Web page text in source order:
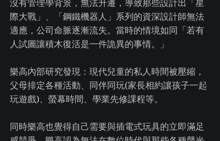
沒有管理學背景，無法升遷，導致那些設計出「星
際大戰」、「鋼鐵機器人」系列的資深設計師無法
適應，公司命脈逐漸流失。當時的情境如同「若有
人試圖讓積木復活是一件詭異的事情。」
樂高內部研究發現：現代兒童的私人時間被壓縮，
父母排定各種活動、同伴同玩(家長相約讓孩子一起
玩遊戲)、螢幕時間、學業先修課程等。
同時樂高也覺得自己需要與插電式玩具的立即滿足